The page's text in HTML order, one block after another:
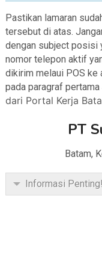
Pastikan lamaran
tersebut di atas.
dengan subject posisi
nomor telepon aktif
dikirim melaui POS ke
pada paragraf
dari Portal Kerja
PT
Batam,
Informasi Penting!